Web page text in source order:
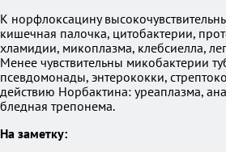
К норфлоксацину
кишечная палочка, цитобактерии,
хламидии, микоплазма, клебсиелла,
Менее чувствительны микобактерии
псевдомонады, энтерококки,
действию Норбактина: уреаплазма,
бледная трепонема.
На заметку: